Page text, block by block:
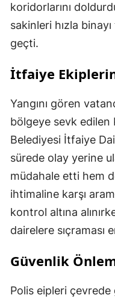
koridorlarını
sakinleri hızla
geçti.
İtfaiye
Yangını gören
bölgeye sevk edilen
Belediyesi İtfaiye
sürede olay yerine
müdahale etti hem
ihtimaline karşı
kontrol altına
dairelere sıçraması
Güvenlik
Polis eipleri çevrede